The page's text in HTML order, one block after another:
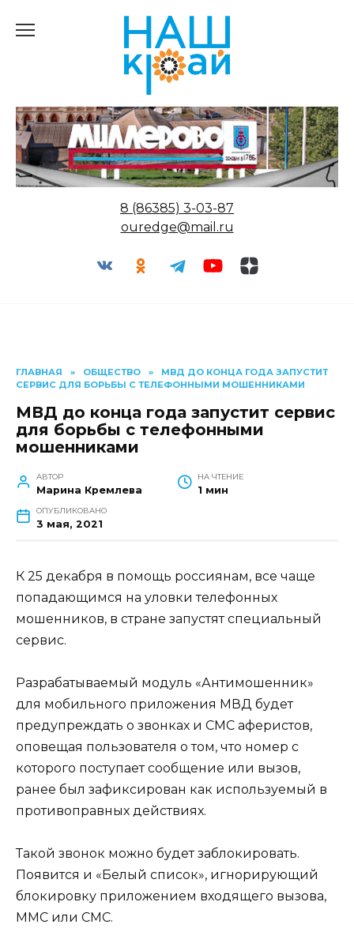
8 (86385) 3-03-87
ouredge@mail.ru
ГЛАВНАЯ » ОБЩЕСТВО »
МВД ДО КОНЦА ГОДА ЗАПУСТИТ
СЕРВИС ДЛЯ БОРЬБЫ С ТЕЛЕФОННЫМИ МОШЕННИКАМИ
МВД до конца года запустит сервис
для борьбы с телефонными
мошенниками
АВТОР
Марина Кремлева
НА ЧТЕНИЕ
1 мин
ОПУБЛИКОВАНО
3 мая, 2021
К 25 декабря в помощь россиянам, все чаще
попадающимся на уловки телефонных
мошенников, в стране запустят специальный
сервис.
Разрабатываемый модуль «Антимошенник»
для мобильного приложения МВД будет
предупреждать о звонках и СМС аферистов,
оповещая пользователя о том, что номер с
которого поступает сообщение или вызов,
ранее был зафиксирован как используемый в
противоправных действиях.
Такой звонок можно будет заблокировать.
Появится и «Белый список», игнорирующий
блокировку приложением входящего вызова,
ММС или СМС.